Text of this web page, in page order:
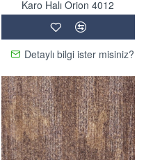
Karo Halı Orion 4012
Detaylı bilgi ister misiniz?